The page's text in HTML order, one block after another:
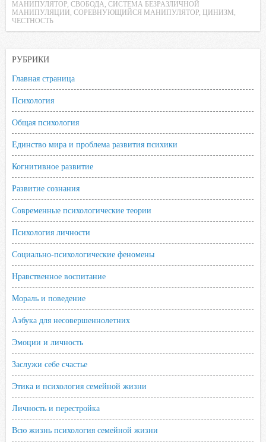
b
o
k
t
e
s
.
k
i
МАНИПУЛЯТОР СВОБОДА
СИСТЕМА БЕЗРАЗЛИЧНОЙ
МАНИПУЛЯЦИИ СОРЕВНУЮЩИЙСЯ МАНИПУЛЯТОР ЦИНИЗМ
ЧЕСТНОСТЬ
РУБРИКИ
Главная страница
Психология
Общая психология
Единство мира и проблема развития психики
Когнитивное развитие
Развитие сознания
Современные психологические теории
Психология личности
Социально-психологические феномены
Нравственное воспитание
Мораль и поведение
Азбука для несовершеннолетних
Эмоции и личность
Заслужи себе счастье
Этика и психология семейной жизни
Личность и перестройка
Всю жизнь психология семейной жизни